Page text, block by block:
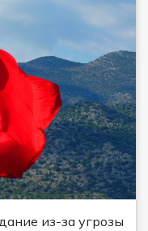
из-за угрозы